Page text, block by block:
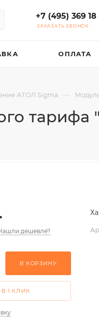
+7 (495) 369 18
ЗАКАЗАТЬ ЗВОНОК
ОПЛАТА
АТОЛ Sigma —
тарифа
дешевле?
В КОРЗИНУ
1 КЛИК